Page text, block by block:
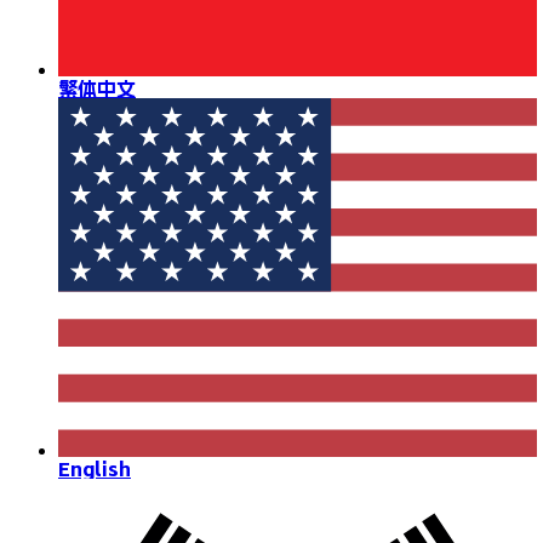
繁体中文
English